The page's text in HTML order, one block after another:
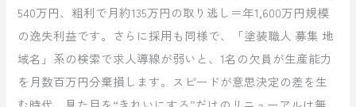
540万円、粗利で月約135万円の取り逃し＝年1,600万円規模
の逸失利益です。さらに採用も同様で、「塗装職人 募集 地
域名」系の検索で求人導線が弱いと、1名の欠員が生産能力
を月数百万円分棄損します。スピードが意思決定の差を生